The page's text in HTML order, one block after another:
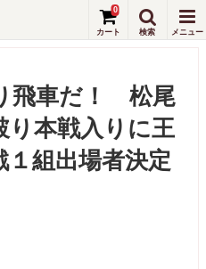
0
飛車だ！ 松尾
り本戦入りに王
組出場者決定